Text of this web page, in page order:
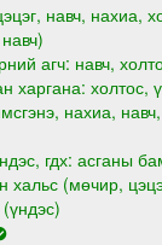
навч, нахиа,
агч: навч,
харгана: холтос,
нахиа,
гдх: асганы
хальс (мөчир,